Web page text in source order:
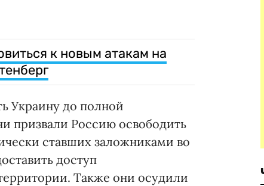
к новым атакам на
Украину до полной
призвали Россию освободить
ставших заложниками во
доступ
Также они осудили